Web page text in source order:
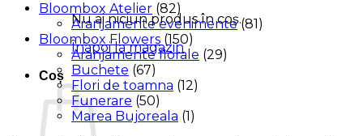
Nu ai niciun produs în coș.
Înapoi la magazin
Coș
Bloombox Atelier (82)
Aranjamente evenimente (81)
Bloombox Flowers (150)
Aranjamente florale (29)
Buchete (67)
Flori de toamna (12)
Funerare (50)
Marea Bujoreala (1)